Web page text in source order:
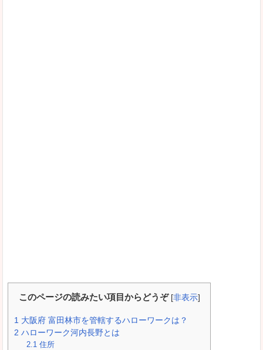
このページの読みたい項目からどうぞ [非表示]
1 大阪府 富田林市を管轄するハローワークは？
2 ハローワーク河内長野とは
2.1 住所